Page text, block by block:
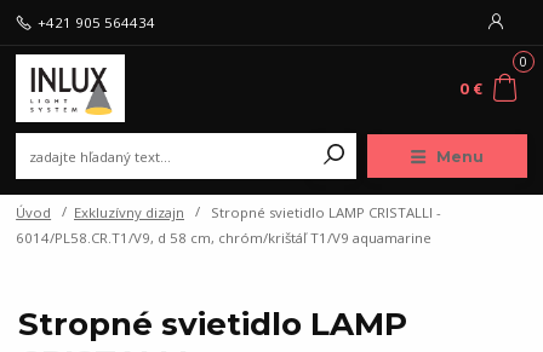
Menu
+421 905 564434
0
0 €
Úvod Exkluzívny dizajn
Stropné svietidlo LAMP CRISTALLI -
6014/PL58.CR.T1/V9, d 58 cm, chróm/krištáľ T1/V9 aquamarine
Stropné svietidlo LAMP